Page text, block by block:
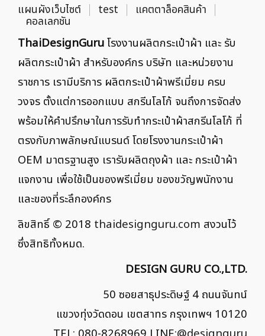
แผนผังเว็บไซต์ test แคตตาล็อคสินค้า
คอลเลกชัน
ThaiDesignGuruโรงงานผลิตกระเป๋าผ้า และ รับ
ผลิตกระเป๋าผ้า สำหรับองค์กร บริษัท และหน่วยงาน
ราชการ เรามีบริการ ผลิตกระเป๋าผ้าพรีเมี่ยม ครบ
วงจร ตั้งแต่การออกแบบ สกรีนโลโก้ จนถึงการจัดส่ง
พร้อมให้คำปรึกษาในการรับทำกระเป๋าผ้าสกรีนโลโก้ ที่
ตรงกับภาพลักษณ์แบรนด์ โดยโรงงานกระเป๋าผ้า
OEM มาตรฐานสูง เรารับผลิตถุงผ้า และ กระเป๋าผ้า
แจกงาน เพื่อใช้เป็นของพรีเมี่ยม ของขวัญพนักงาน
และของที่ระลึกองค์กร
ลิขสิทธิ์ © 2018 thaidesignguru.com สงวนไว้
ซึ่งสิทธิทั้งหมด.
DESIGN GURU CO.,LTD.
50 ซอยสาธุประดิษฐ์ 4 ถนนจันทน์
แขวงทุ่งวัดดอน เขตสาทร กรุงเทพฯ 10120